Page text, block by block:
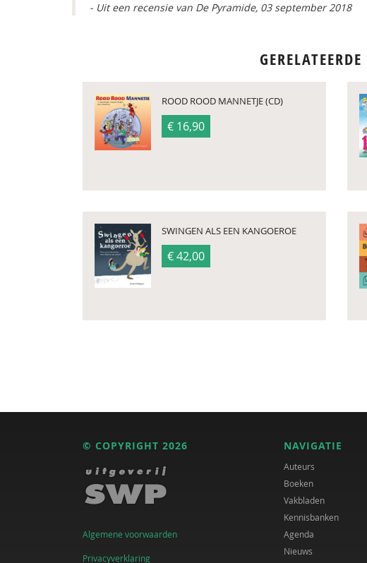
- Uit een recensie van De Pyramide, 03 september 2018
ROOD ROOD MANNETJE (CD)
€ 16,90
SWINGEN ALS EEN KANGOEROE
€ 42,00
© COPYRIGHT 2026
Algemene voorwaarden
Privacyverklaring
NAVIGATIE
Auteurs
Boeken
Vakbladen
Kennisbanken
Agenda
Nieuws